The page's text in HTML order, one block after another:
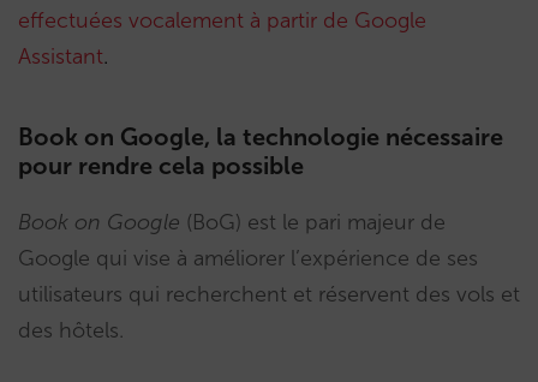
effectuées vocalement à partir de Google
Assistant.
Book on Google, la technologie nécessaire
pour rendre cela possible
Book on Google (BoG) est le pari majeur de
Google qui vise à améliorer l’expérience de ses
utilisateurs qui recherchent et réservent des vols et
des hôtels.